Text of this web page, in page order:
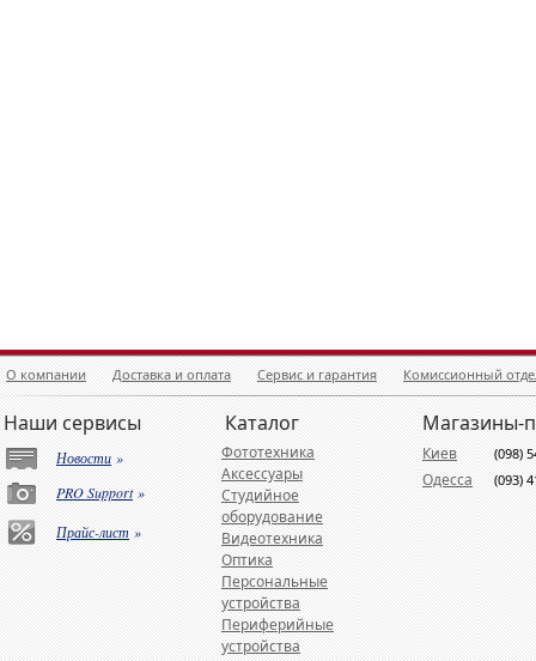
О компании Доставка и оплата Сервис и гарантия Комиссионный
Наши сервисы
Новости»
PRO Support»
Прайс-лист»
Каталог
Фототехника
Аксессуары
Студийное
оборудование
Видеотехника
Оптика
Персональные
устройства
Периферийные
устройства
Магазины-
Киев (098)
Одесса (093)